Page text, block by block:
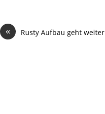
« Rusty Aufbau geht weiter